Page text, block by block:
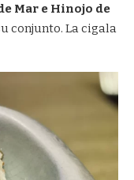
Mar e Hinojo de
conjunto. La cigala